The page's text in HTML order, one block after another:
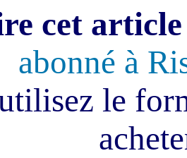
cet
abonné à
le